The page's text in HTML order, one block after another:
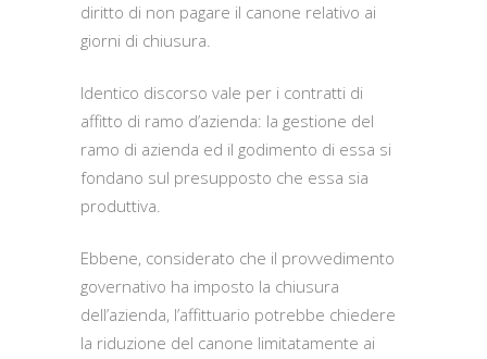
diritto di non pagare il canone relativo ai
giorni di chiusura.
Identico discorso vale per i contratti di
affitto di ramo d’azienda: la gestione del
ramo di azienda ed il godimento di essa si
fondano sul presupposto che essa sia
produttiva.
Ebbene, considerato che il provvedimento
governativo ha imposto la chiusura
dell’azienda, l’affittuario potrebbe chiedere
la riduzione del canone limitatamente ai